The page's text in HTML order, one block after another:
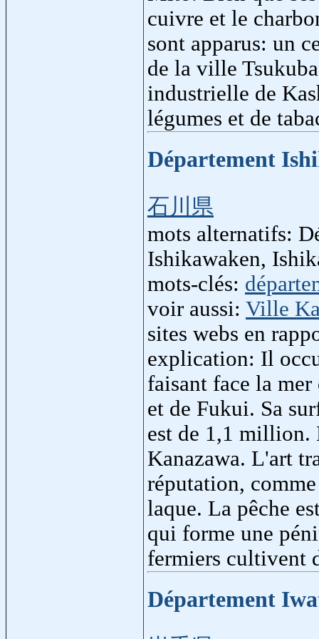
cuivre et le
sont apparus: un
de la ville
industrielle de
légumes et de
Département
石川県
mots alternatifs:
Ishikawaken,
mots-clés:
voir aussi: Ville
sites webs en
explication: Il
faisant face la
et de Fukui. Sa
est de 1,1 million.
Kanazawa. L'art
réputation,
laque. La pêche
qui forme une
fermiers cultivent
Département